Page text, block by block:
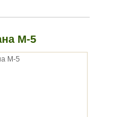
М-5